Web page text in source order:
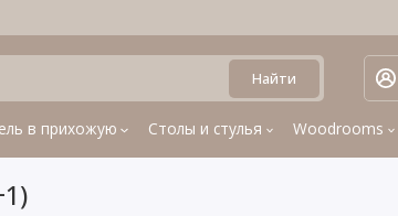
Найти
в прихожую Столы и стулья Woodrooms